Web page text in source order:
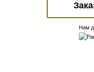
Нам